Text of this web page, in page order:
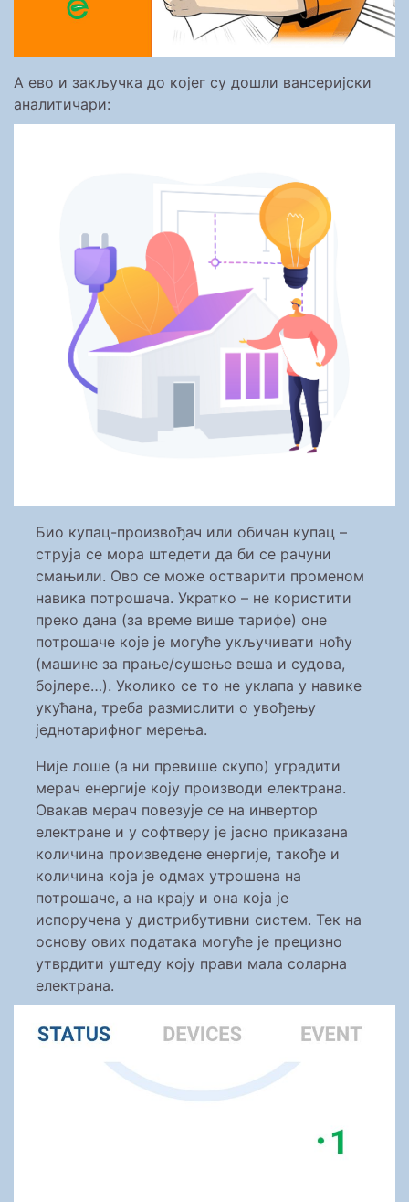
А ево и закључка до којег су дошли вансеријски
аналитичари:
Био купац-произвођач или обичан купац –
струја се мора штедети да би се рачуни
смањили. Ово се може остварити променом
навика потрошача. Укратко – не користити
преко дана (за време више тарифе) оне
потрошаче које је могуће укључивати ноћу
(машине за прање/сушење веша и судова,
бојлере…). Уколико се то не уклапа у навике
укућана, треба размислити о увођењу
једнотарифног мерења.
Није лоше (а ни превише скупо) уградити
мерач енергије коју производи електрана.
Овакав мерач повезује се на инвертор
електране и у софтверу је јасно приказана
количина произведене енергије, такође и
количина која је одмах утрошена на
потрошаче, а на крају и она која је
испоручена у дистрибутивни систем. Тек на
основу ових података могуће је прецизно
утврдити уштеду коју прави мала соларна
електрана.